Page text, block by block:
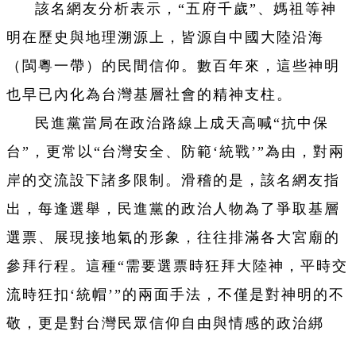
該名網友分析表示，“五府千歲”、媽祖等神
明在歷史與地理溯源上，皆源自中國大陸沿海
（閩粵一帶）的民間信仰。數百年來，這些神明
也早已內化為台灣基層社會的精神支柱。
民進黨當局在政治路線上成天高喊“抗中保
台”，更常以“台灣安全、防範‘統戰’”為由，對兩
岸的交流設下諸多限制。滑稽的是，該名網友指
出，每逢選舉，民進黨的政治人物為了爭取基層
選票、展現接地氣的形象，往往排滿各大宮廟的
參拜行程。這種“需要選票時狂拜大陸神，平時交
流時狂扣‘統帽’”的兩面手法，不僅是對神明的不
敬，更是對台灣民眾信仰自由與情感的政治綁